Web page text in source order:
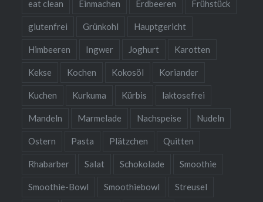
eat clean Einmachen Erdbeeren Frühstück
glutenfrei Grünkohl Hauptgericht
Himbeeren Ingwer Joghurt Karotten
Kekse Kochen Kokosöl Koriander
Kuchen Kurkuma Kürbis laktosefrei
Mandeln Marmelade Nachspeise Nudeln
Ostern Pasta Plätzchen Quitten
Rhabarber Salat Schokolade Smoothie
Smoothie-Bowl Smoothiebowl Streusel